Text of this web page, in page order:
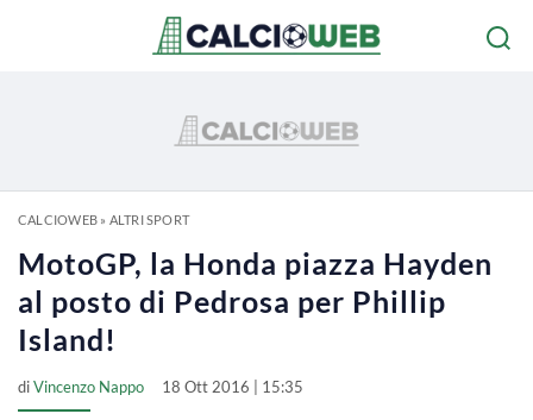
CALCIOWEB» ALTRI SPORT
MotoGP, la Honda piazza Hayden
al posto di Pedrosa per Phillip
Island!
diVincenzo Nappo 18 Ott 2016 | 15:35